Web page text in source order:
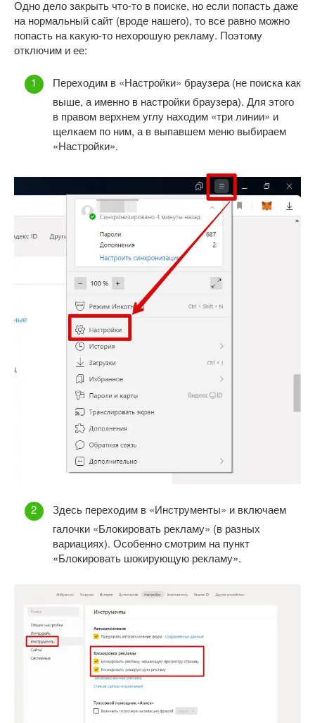
Одно дело закрыть что-то в поиске, но если попасть даже
на нормальный сайт (вроде нашего), то все равно можно
попасть на какую-то нехорошую рекламу. Поэтому
отключим и ее:
Переходим в «Настройки» браузера (не поиска как
выше, а именно в настройки браузера). Для этого
в правом верхнем углу находим «три линии» и
щелкаем по ним, а в выпавшем меню выбираем
«Настройки».
Здесь переходим в «Инструменты» и включаем
галочки «Блокировать рекламу» (в разных
вариациях). Особенно смотрим на пункт
«Блокировать шокирующую рекламу».